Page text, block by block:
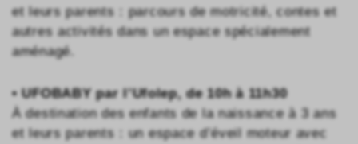
et leurs parents : parcours de motricité, contes et
autres activités dans un espace spécialement
aménagé.
• UFOBABY par l’Ufolep,de 10h à 11h30
À destination des enfants de la naissance à 3 ans
et leurs parents : un espace d’éveil moteur avec